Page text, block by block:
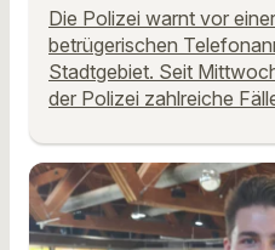
Die Polizei warnt vor
betrügerischen
Stadtgebiet. Seit
der Polizei zahlreiche